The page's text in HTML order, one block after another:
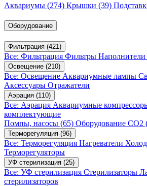
Аквариумы (274) Крышки (39)
Оборудование
Фильтрация (421)
Все: Фильтрация Фильтры Наполнители
Освещение (210)
Все: Освещение Аквариумные лампы
Аксессуары Отражатели
Аэрация (110)
Все: Аэрация Аквариумные
комплектующие
Помпы, насосы (65) Оборудование CO2
Терморегуляция (96)
Все: Терморегуляция Нагреватели
Терморегуляторы
УФ стерилизация (25)
Все: УФ стерилизация Стерилизаторы
стерилизаторов